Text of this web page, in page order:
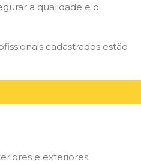
a qualidade e o
cadastrados estão
e exteriores